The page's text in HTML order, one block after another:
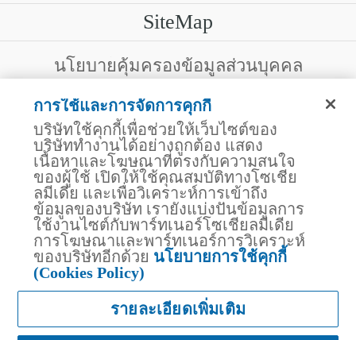
SiteMap
บริการลูกค้า
สิทธิพิเศษ
แอปพลิเคชัน ไทยประกันชีวิต
ไทยประกันชีวิตแคร์เซ็นเตอร์
ไทยประกันชีวิตเมดิแคร์
ไทยประกันชีวิตอีซี่เพย์
ไทยประกันชีวิตฮอตเคลม
ไทยประกันชีวิตประกันกลุ่ม
บริการสำหรับเจ้าหน้าที่โรงพยาบาล
สถานพยาบาลคู่สัญญา
ไทยประกันชีวิต Telemedicine
ไทยประกันชีวิต AI CHAT
แพ็กเกจผ่าตัดราคาพิเศษ "ความห่วงใยจากไทย
นโยบายคุ้มครองข้อมูลส่วนบุคคล
123 ถนน รัชดาภิเษก แขวงดินแดง เขตดินแดง
กรุงเทพฯ 10400 โทรศัพท์ 02-2470247
บริษัทฯ ขอแจ้งให้ผู้ใช้บริการทราบว่า บรรดาข้อความ ภาพ เสียง เนื้อหา
ชื่อ ชื่อทางการค้า ส่วนประกอบใดๆ ทั้งหมดของเว็บไซต์ รวมถึง
เครื่องหมายการค้า เครื่องหมาย บริการ ลิขสิทธิ์ สิทธิบัตร ความรู้ต่างๆ
ที่ปรากฏบนเว็บไซต์ของบริษัทฯ นี้ เป็นงานอันได้รับความคุ้มครองตาม
กฎหมายทรัพย์สินทางปัญญาของไทยโดยชอบด้วยกฎหมายของบริษัทฯ
แต่เพียงผู้เดียว หากบุคคลใดลอกเลียน ปลอมแปลง ทำซ้ำ ดัดแปลง เผย
แพร่ต่อสาธารณชน จำหน่าย มีไว้ให้เช่า หรือกระทำการใดๆ ในลักษณะ
ที่เป็นการแสวงหาประโยชน์ทางการค้าหรือประโยชน์โดยมิชอบ ไม่ว่า
โดยประการใดๆ จากทรัพย์สินทางปัญญาดังกล่าวข้างต้น โดยไม่ได้รับ
อนุญาตจากบริษัทฯ บริษัทฯ จะดำเนินการตามกฎหมายกับผู้ทำละเมิด
สิทธิดังกล่าวโดยทันที
การใช้และการจัดการคุกกี้
บริษัทใช้คุกกี้เพื่อช่วยให้เว็บไซต์ของ
บริษัททำงานได้อย่างถูกต้อง แสดง
เนื้อหาและโฆษณาที่ตรงกับความสนใจ
ของผู้ใช้ เปิดให้ใช้คุณสมบัติทางโซเชีย
ลมีเดีย และเพื่อวิเคราะห์การเข้าถึง
ข้อมูลของบริษัท เรายังแบ่งปันข้อมูลการ
ใช้งานไซต์กับพาร์ทเนอร์โซเชียลมีเดีย
การโฆษณาและพาร์ทเนอร์การวิเคราะห์
ของบริษัทอีกด้วย นโยบายการใช้คุกกี้
(Cookies Policy)
รายละเอียดเพิ่มเติม